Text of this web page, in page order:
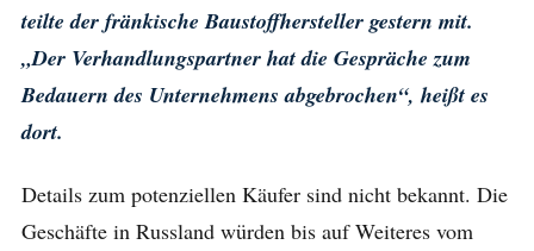
teilte der fränkische Baustoffhersteller gestern mit.
„Der Verhandlungspartner hat die Gespräche zum
Bedauern des Unternehmens abgebrochen“, heißt es
dort.
Details zum potenziellen Käufer sind nicht bekannt. Die
Geschäfte in Russland würden bis auf Weiteres vom